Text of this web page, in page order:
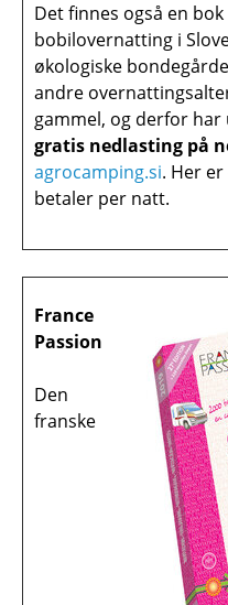
Det finnes også en
bobilovernatting i
økologiske
andre
gammel, og derfor
gratis nedlasting på
agrocamping.si. Her
betaler per natt.
France
Passion
Den
franske